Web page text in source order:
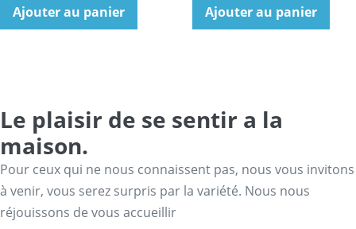
Ajouter au panier Ajouter au panier
Le plaisir de se sentir a la
maison.
Pour ceux qui ne nous connaissent pas, nous vous invitons
à venir, vous serez surpris par la variété. Nous nous
réjouissons de vous accueillir